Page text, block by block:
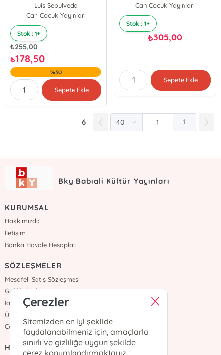
Luis Sepulveda
Can Çocuk Yayınları
Stok : 1+
₺255,00
₺178,50
%30
Sepete Ekle
Can Çocuk Yayınları
Stok : 1+
₺305,00
Sepete Ekle
6 1
Bky Babıali Kültür Yayınları
KURUMSAL
Hakkımızda
İletişim
Banka Havale Hesapları
SÖZLEŞMELER
Mesafeli Satış Sözleşmesi
Gizlilik Sözleşmesi
İade ve Teslimat
Üyelik Sözleşmesi
Çerez Politikası
HIZLI ERİŞİM
Çerezler
Sitemizden en iyi şekilde
faydalanabilmeniz için, amaçlarla
sınırlı ve gizliliğe uygun şekilde
çerez konumlandırmaktayız.